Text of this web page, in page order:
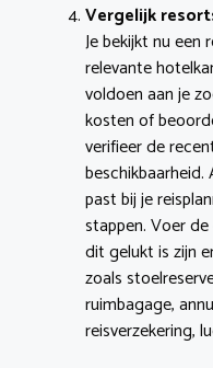
Vergelijk
Je bekijkt nu
relevante
voldoen aan je
kosten of
verifieer de
past bij je
stappen. Voer
dit gelukt is zijn
zoals
ruimbagage,
reisverzekering,